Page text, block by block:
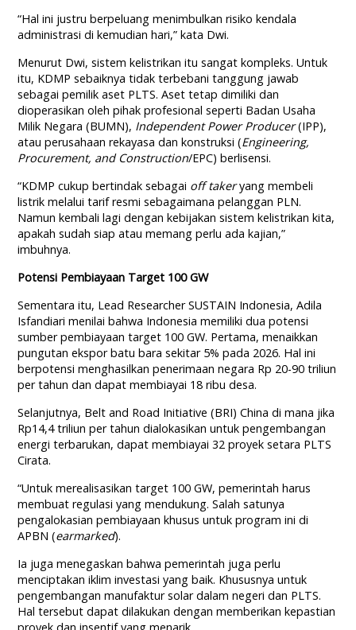
“Hal ini justru berpeluang menimbulkan risiko kendala
administrasi di kemudian hari,” kata Dwi.
Menurut Dwi, sistem kelistrikan itu sangat kompleks. Untuk
itu, KDMP sebaiknya tidak terbebani tanggung jawab
sebagai pemilik aset PLTS. Aset tetap dimiliki dan
dioperasikan oleh pihak profesional seperti Badan Usaha
Milik Negara (BUMN), Independent Power Producer(IPP),
atau perusahaan rekayasa dan konstruksi (Engineering,
Procurement, and Construction/EPC) berlisensi.
“KDMP cukup bertindak sebagai off takeryang membeli
listrik melalui tarif resmi sebagaimana pelanggan PLN.
Namun kembali lagi dengan kebijakan sistem kelistrikan kita,
apakah sudah siap atau memang perlu ada kajian,”
imbuhnya.
Potensi Pembiayaan Target 100 GW
Sementara itu, Lead Researcher SUSTAIN Indonesia, Adila
Isfandiari menilai bahwa Indonesia memiliki dua potensi
sumber pembiayaan target 100 GW. Pertama, menaikkan
pungutan ekspor batu bara sekitar 5% pada 2026. Hal ini
berpotensi menghasilkan penerimaan negara Rp 20-90 triliun
per tahun dan dapat membiayai 18 ribu desa.
Selanjutnya, Belt and Road Initiative (BRI) China di mana jika
Rp14,4 triliun per tahun dialokasikan untuk pengembangan
energi terbarukan, dapat membiayai 32 proyek setara PLTS
Cirata.
“Untuk merealisasikan target 100 GW, pemerintah harus
membuat regulasi yang mendukung. Salah satunya
pengalokasian pembiayaan khusus untuk program ini di
APBN (earmarked).
Ia juga menegaskan bahwa pemerintah juga perlu
menciptakan iklim investasi yang baik. Khususnya untuk
pengembangan manufaktur solar dalam negeri dan PLTS.
Hal tersebut dapat dilakukan dengan memberikan kepastian